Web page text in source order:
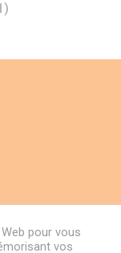
pour vous
vos